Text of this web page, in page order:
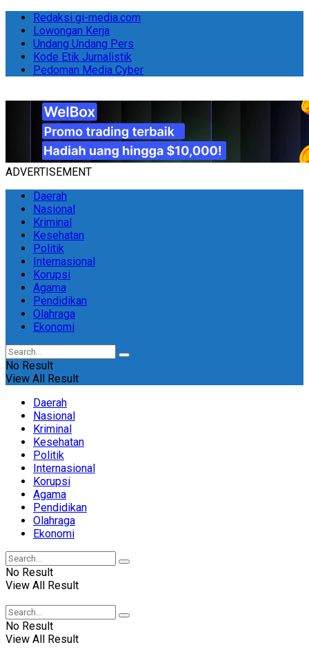
Redaksi gi-media.com
Lowongan Kerja
Undang Undang Pers
Kode Etik Jurnalistik
Pedoman Media Cyber
ADVERTISEMENT
Daerah
Nasional
Kriminal
Kesehatan
Politik
Internasional
Korupsi
Agama
Pendidikan
Olahraga
Ekonomi
No Result
View All Result
Daerah
Nasional
Kriminal
Kesehatan
Politik
Internasional
Korupsi
Agama
Pendidikan
Olahraga
Ekonomi
No Result
View All Result
No Result
View All Result